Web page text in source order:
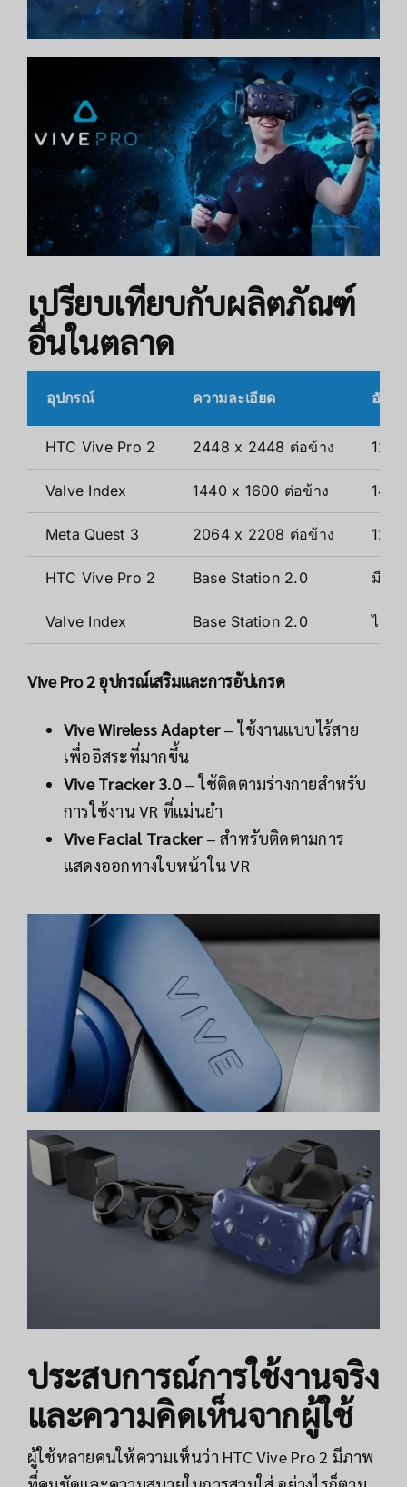
เปรียบเทียบกับผลิตภัณฑ์
อื่นในตลาด
อุปกรณ์ ความละเอียด อัตร
HTC Vive Pro 2 2448 x 2448 ต่อข้าง
Valve Index 1440 x 1600 ต่อข้าง
Meta Quest 3 2064 x 2208 ต่อข้าง
HTC Vive Pro 2 Base Station 2.0 มี (อุ
Valve Index Base Station 2.0 ไม่มี
Vive Pro 2 อุปกรณ์เสริมและการอัปเกรด
Vive Wireless Adapter– ใช้งานแบบไร้สาย
เพื่ออิสระที่มากขึ้น
Vive Tracker 3.0– ใช้ติดตามร่างกายสำหรับ
การใช้งาน VR ที่แม่นยำ
Vive Facial Tracker– สำหรับติดตามการ
แสดงออกทางใบหน้าใน VR
ประสบการณ์การใช้งานจริง
และความคิดเห็นจากผู้ใช้
ผู้ใช้หลายคนให้ความเห็นว่า HTC Vive Pro 2 มีภาพ